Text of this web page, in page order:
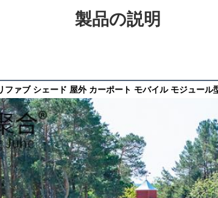
製品の説明
ファブ シェード 屋外 カーポート モバイル モジュール